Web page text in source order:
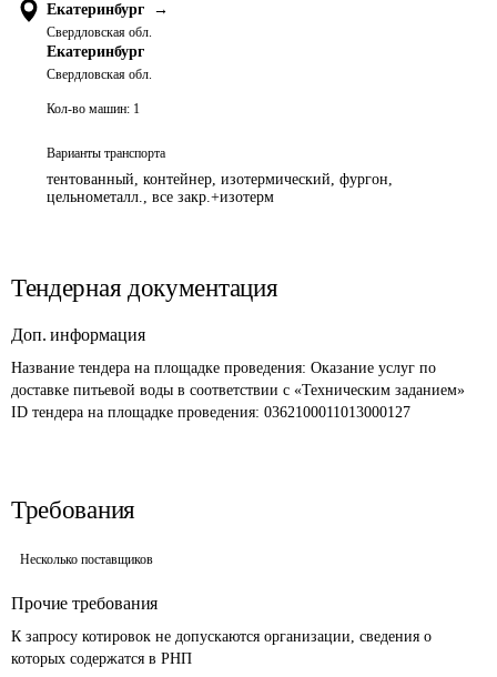
Екатеринбург →
Свердловская обл.
Екатеринбург
Свердловская обл.
Кол-во машин: 1
Варианты транспорта
тентованный, контейнер, изотермический, фургон,
цельнометалл., все закр.+изотерм
Тендерная документация
Доп. информация
Название тендера на площадке проведения: Оказание услуг по
доставке питьевой воды в соответствии с «Техническим заданием»
ID тендера на площадке проведения: 0362100011013000127
Требования
Несколько поставщиков
Прочие требования
К запросу котировок не допускаются организации, сведения о
которых содержатся в РНП